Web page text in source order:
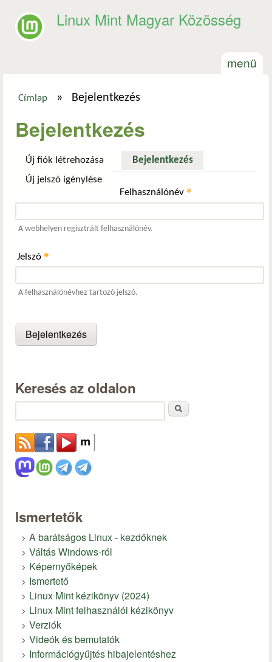
Linux Mint Magyar Közösség
menü
Címlap » Bejelentkezés
Bejelentkezés
Új fiók létrehozása Bejelentkezés(aktív fül)
Új jelszó igénylése
Felhasználónév*
A webhelyen regisztrált felhasználónév.
Jelszó *
A felhasználónévhez tartozó jelszó.
Keresés az oldalon
Ismertetők
A barátságos Linux - kezdőknek
Váltás Windows-ról
Képernyőképek
Ismertető
Linux Mint kézikönyv (2024)
Linux Mint felhasználói kézikönyv
Verziók
Videók és bemutatók
Információgyűjtés hibajelentéshez